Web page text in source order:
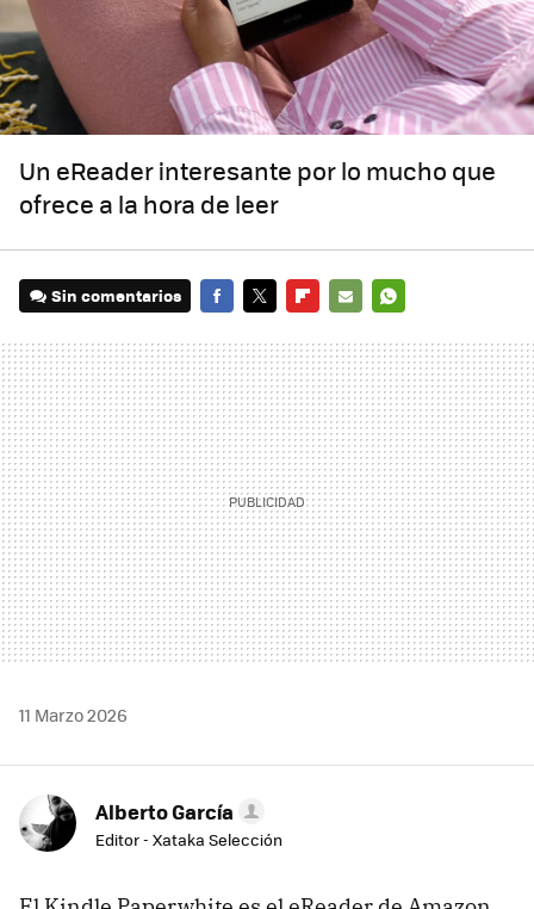
Un eReader interesante por lo mucho que
ofrece a la hora de leer
Sin comentarios
MAIL
11 Marzo 2026
Alberto García
Editor - Xataka Selección